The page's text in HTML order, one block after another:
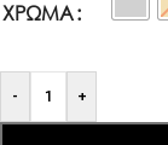
ΧΡΏΜΑ
- +